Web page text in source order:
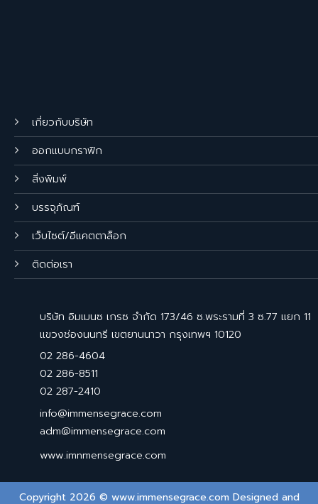
เกี่ยวกับบริษัท
ออกแบบกราฟิก
สิ่งพิมพ์
บรรจุภัณฑ์
เว็บไซต์/อีแคตตาล็อก
ติดต่อเรา
บริษัท อิมเมนซ เกรซ จำกัด 173/46 ซ.พระรามที่ 3 ซ.77 แยก 11
แขวงช่องนนทรี เขตยานนาวา กรุงเทพฯ 10120
02 286-4604
02 286-8511
02 287-2410
info@immensegrace.com
adm@immensegrace.com
www.imnmensegrace.com
Copyright 2026 © www.immensegrace.com Designed and